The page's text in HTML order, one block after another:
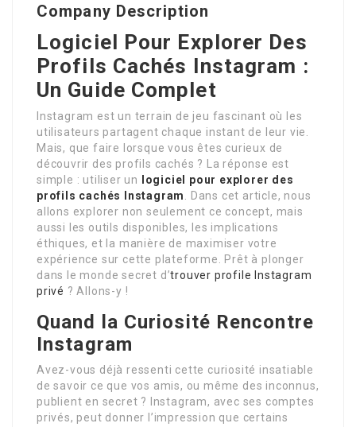
Company Description
Logiciel Pour Explorer Des
Profils Cachés Instagram :
Un Guide Complet
Instagram est un terrain de jeu fascinant où les
utilisateurs partagent chaque instant de leur vie.
Mais, que faire lorsque vous êtes curieux de
découvrir des profils cachés ? La réponse est
simple : utiliser un
logiciel pour explorer des
profils cachés Instagram
. Dans cet article, nous
allons explorer non seulement ce concept, mais
aussi les outils disponibles, les implications
éthiques, et la manière de maximiser votre
expérience sur cette plateforme. Prêt à plonger
dans le monde secret d’trouver profile Instagram
privé ? Allons-y !
Quand la Curiosité Rencontre
Instagram
Avez-vous déjà ressenti cette curiosité insatiable
de savoir ce que vos amis, ou même des inconnus,
publient en secret ? Instagram, avec ses comptes
privés, peut donner l’impression que certains